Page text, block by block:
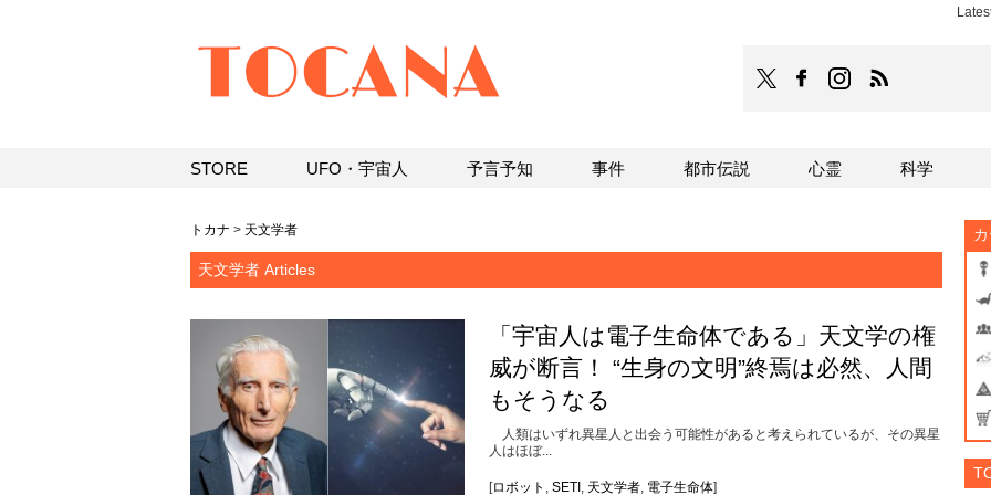
TOCANAのFacebookはこち
TOCANAのinstagram
トカナ > 天文学者
天文学者 Articles
「宇宙人は電子生命体である」天文学の権
威が断言！ “生身の文明”終焉は必然、人間
もそうなる
人類はいずれ異星人と出会う可能性があると考えられているが、その異星
人はほぼ...
[ロボット , SETI , 天文学者, 電子生命体]
STORE UFO・宇宙人 予言予知 事件 都市伝説 心霊 科学